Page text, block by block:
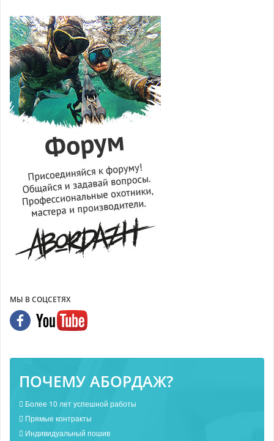
МЫ В СОЦСЕТЯХ
ПОЧЕМУ АБОРДАЖ?
Более 10 лет успешной работы
Прямые контракты
Индивидуальный пошив